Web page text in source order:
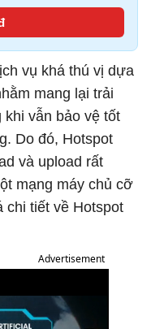
vụ khá thú vị dựa
mang lại trải
vẫn bảo vệ tốt
Do đó, Hotspot
và upload rất
mạng máy chủ cỡ
chi tiết về Hotspot
Advertisement